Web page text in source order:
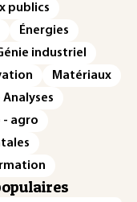
publics
Énergies
industriel
Matériaux
Analyses
- agro